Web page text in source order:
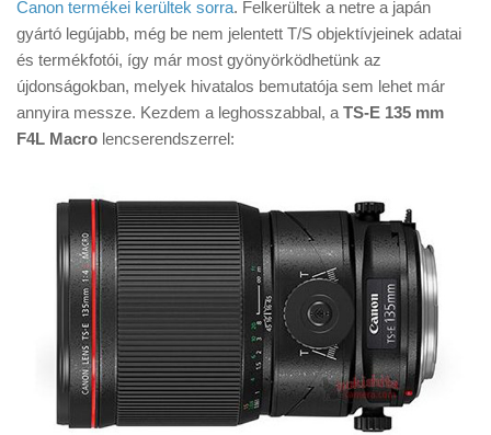
Tanácsok
Érdekességek
Helyszíni Riport
Canon termékei kerültek sorra. Felkerültek a netre a japán
gyártó legújabb, még be nem jelentett T/S objektívjeinek adatai
és termékfotói, így már most gyönyörködhetünk az
újdonságokban, melyek hivatalos bemutatója sem lehet már
annyira messze. Kezdem a leghosszabbal, a TS-E 135 mm
F4L Macro lencserendszerrel: